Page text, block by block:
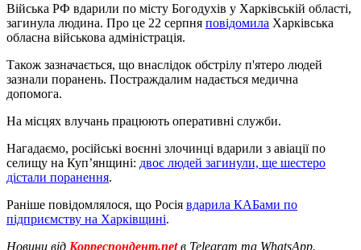
Війська РФ вдарили по місту Богодухів у Харківській області,
загинула людина. Про це 22 серпня повідомила Харківська
обласна військова адміністрація.
Також зазначається, що внаслідок обстрілу п'ятеро людей
зазнали поранень. Постраждалим надається медична
допомога.
На місцях влучань працюють оперативні служби.
Нагадаємо, російські воєнні злочинці вдарили з авіації по
селищу на Купʼянщині: двоє людей загинули, ще шестеро
дістали поранення.
Раніше повідомлялося, що Росія вдарила КАБами по
підприємству на Харківщині.
Новини від Корреспондент.netв Telegram та WhatsApp.